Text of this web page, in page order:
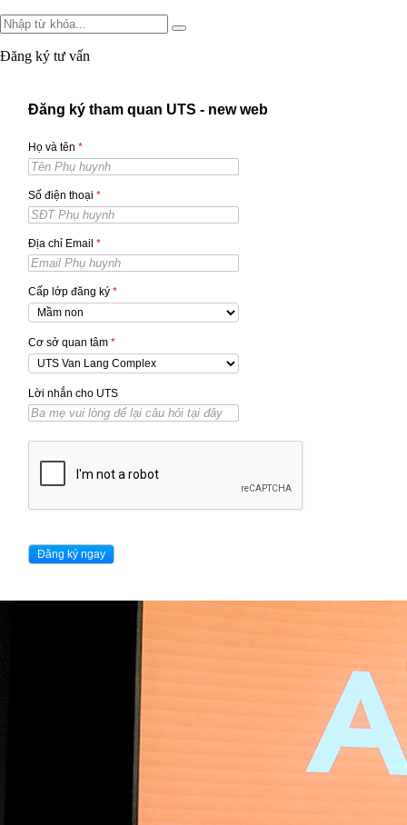
Đăng ký tư vấn
Đăng ký tham quan UTS - new web
Họ và tên *
Số điện thoại *
Địa chỉ Email *
Cấp lớp đăng ký *
Cơ sở quan tâm *
Lời nhắn cho UTS